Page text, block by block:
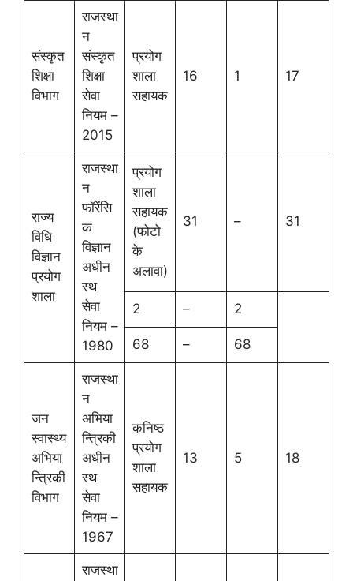
संस्कृत
शिक्षा
विभाग
राजस्था
न
संस्कृत
शिक्षा
सेवा
नियम –
2015
प्रयोग
शाला
सहायक
16 1 17
राज्य
विधि
विज्ञान
प्रयोग
शाला
राजस्था
न
फॉरेंसि
क
विज्ञान
अधीन
स्थ
सेवा
नियम –
1980
प्रयोग
शाला
सहायक
(फोटो
के
अलावा)
31 – 31
2 – 2
68 – 68
जन
स्वास्थ्य
अभिया
न्त्रिकी
विभाग
राजस्था
न
अभिया
न्त्रिकी
अधीन
स्थ
सेवा
नियम –
1967
कनिष्ठ
प्रयोग
शाला
सहायक
13 5 18
राजस्था